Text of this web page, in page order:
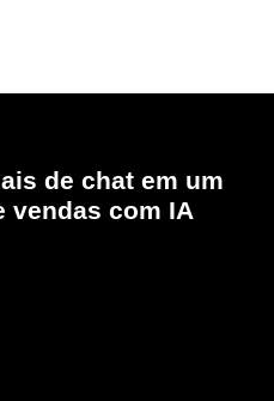
de chat em um
vendas com IA